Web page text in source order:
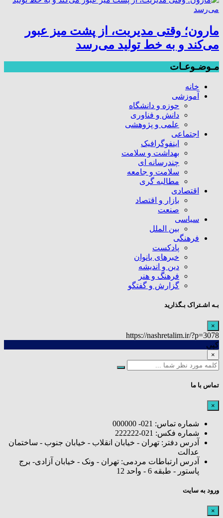
مارون؛ وقتی مدیریت، از پشت میز عبور
می‌کند و به خط تولید می‌رسد
مـوضـوعـات
خانه
آموزشی
حوزه و دانشگاه
دانش و فناوری
علمی و پژوهشی
اجتماعی
اینفوگرافیک
بهداشت و سلامت
چندرسانه ای
سلامت و جامعه
مطالبه گری
اقتصادی
بازار و اقتصاد
صنعت
سیاسی
بین الملل
فرهنگی
پادکست
خبرهای بانوان
دین و اندیشه
فرهنگ و هنر
گزارش و گفتگو
بـه اشـتراک بـگذارید
×
https://nashretalim.ir/?p=3078
کپی
×
تماس با ما
×
شماره تماس: 021- 000000
شماره فکس: 021-222222
آدرس دفتر: تهران - خیابان انقلاب - خیابان جنوب - ساختمان
عدالت
آدرس ارتباطات مردمی: تهران - ونک - خیابان آزادی- برج
پاستور - طبقه 6 - واحد 12
ورود به سایت
×